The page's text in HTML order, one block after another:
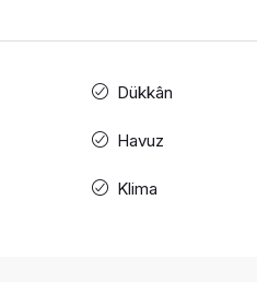
Dükkân
Havuz
Klima